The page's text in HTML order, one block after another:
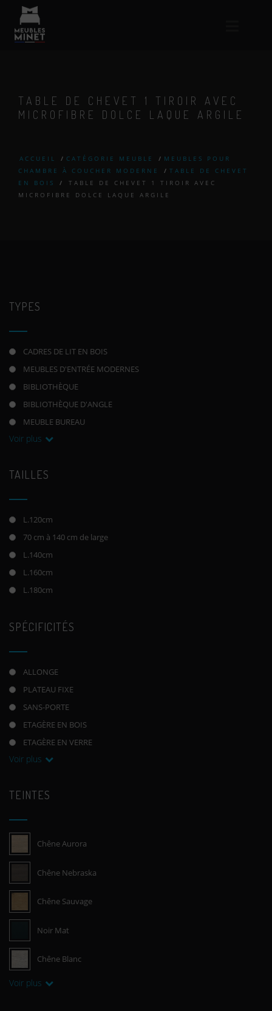
TABLE DE CHEVET 1 TIROIR AVEC
MICROFIBRE DOLCE LAQUE ARGILE
ACCUEIL / CATÉGORIE MEUBLE / MEUBLES POUR
CHAMBRE À COUCHER MODERNE
/ TABLE DE CHEVET
EN BOIS
/
TABLE DE CHEVET 1 TIROIR AVEC
MICROFIBRE DOLCE LAQUE ARGILE
TYPES
CADRES DE LIT EN BOIS
MEUBLES D'ENTRÉE MODERNES
BIBLIOTHÈQUE
BIBLIOTHÈQUE D'ANGLE
MEUBLE BUREAU
Voir plus
TAILLES
L.120cm
70 cm à 140 cm de large
L.140cm
L.160cm
L.180cm
SPÉCIFICITÉS
ALLONGE
PLATEAU FIXE
SANS-PORTE
ETAGÈRE EN BOIS
ETAGÈRE EN VERRE
Voir plus
TEINTES
Chêne Aurora
Chêne Nebraska
Chêne Sauvage
Noir Mat
Chêne Blanc
Voir plus